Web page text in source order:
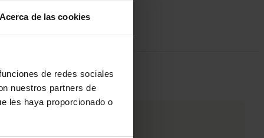
Acerca de las cookies
de redes sociales
nuestros partners de
les haya proporcionado o